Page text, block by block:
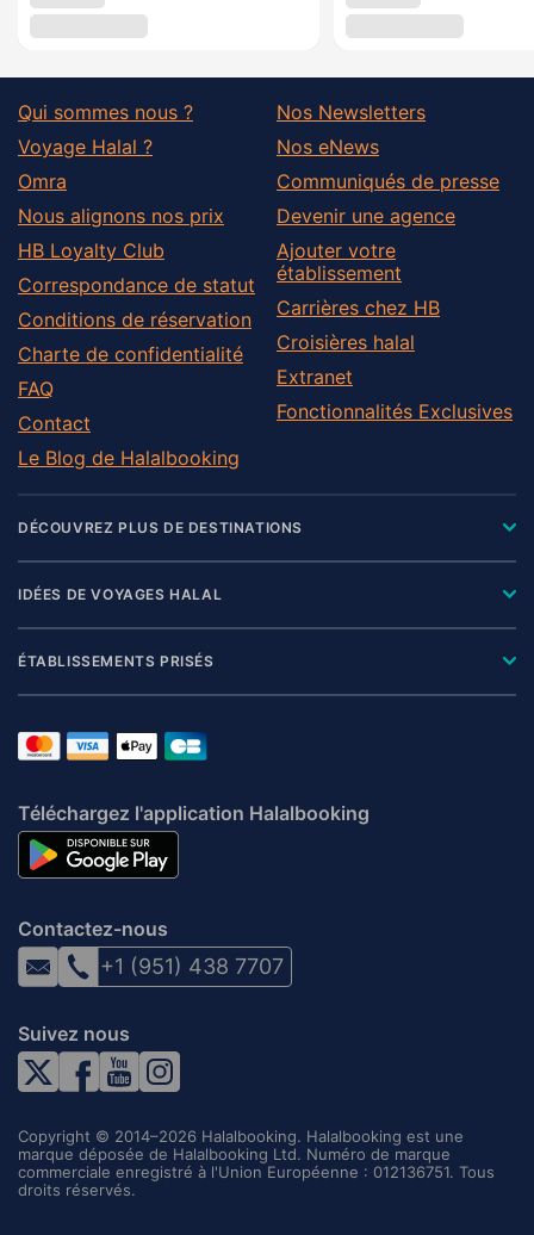
Qui sommes nous ?
Voyage Halal ?
Omra
Nous alignons nos prix
HB Loyalty Club
Correspondance de statut
Conditions de réservation
Charte de confidentialité
FAQ
Contact
Le Blog de Halalbooking
Nos Newsletters
Nos eNews
Communiqués de presse
Devenir une agence
Ajouter votre
établissement
Carrières chez HB
Croisières halal
Extranet
Fonctionnalités Exclusives
DÉCOUVREZ PLUS DE DESTINATIONS
IDÉES DE VOYAGES HALAL
ÉTABLISSEMENTS PRISÉS
Téléchargez l'application Halalbooking
Contactez-nous
+1 (951) 438 7707
Suivez nous
Copyright © 2014–2026 Halalbooking. Halalbooking est une
marque déposée de Halalbooking Ltd. Numéro de marque
commerciale enregistré à l'Union Européenne : 012136751. Tous
droits réservés.